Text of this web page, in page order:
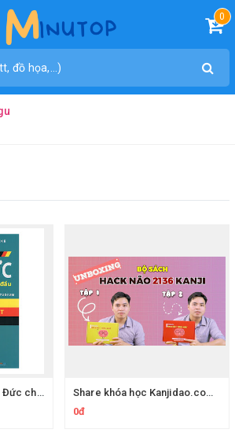
0
Share khóa học Tiếng Đức cho người mới bắt đầu
Share khóa học Kanjidao.com - Học Kanji Qua Câu Chuyện
0đ